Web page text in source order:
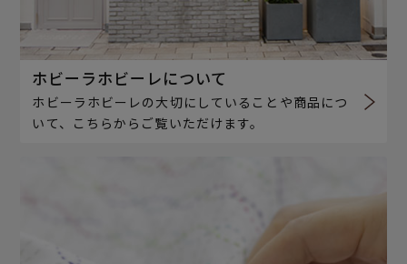
ホビーラホビーレについて
ホビーラホビーレの大切にしていることや商品につ
いて、こちらからご覧いただけます。